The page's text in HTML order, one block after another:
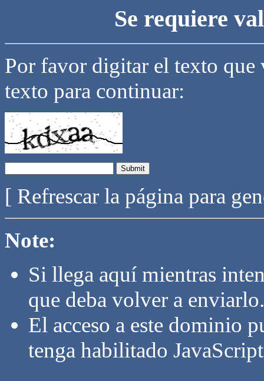
Se requiere
Por favor digitar el texto que
texto para continuar:
[ Refrescar la página para
Note:
Si llega aquí mientras
que deba volver a enviarlo.
El acceso a este dominio
tenga habilitado